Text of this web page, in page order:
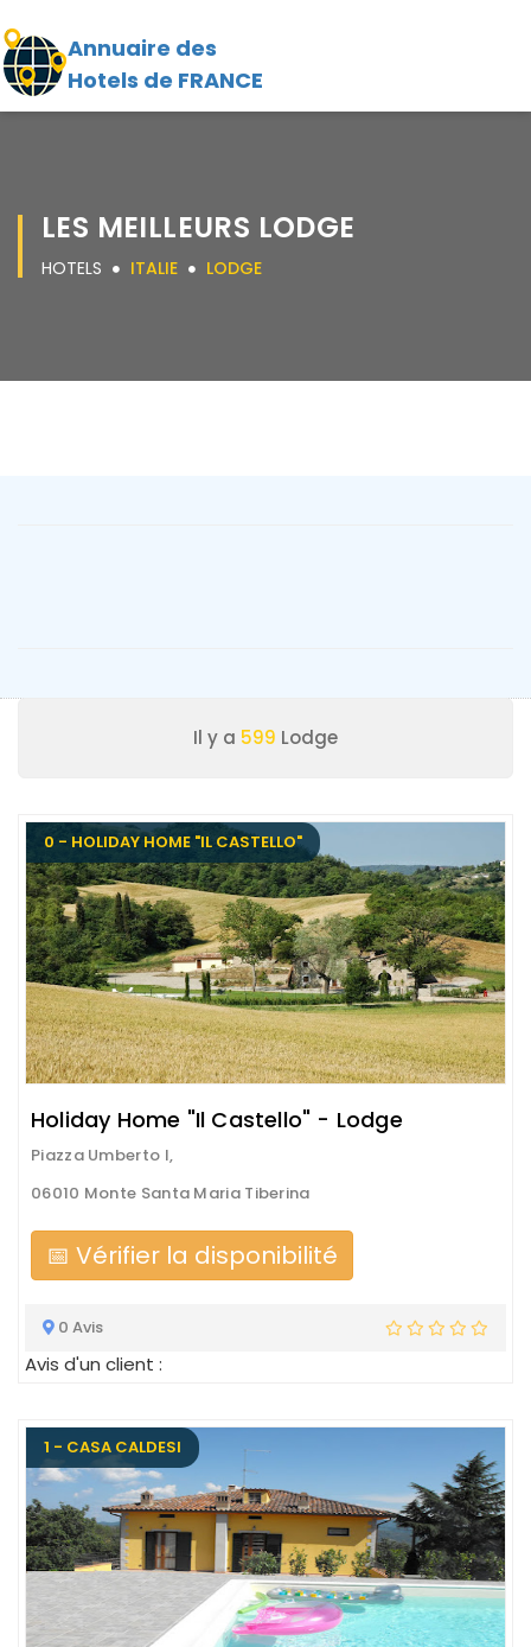
Annuaire des
Hotels de FRANCE
LES MEILLEURS LODGE
HOTELS ITALIE LODGE
Il y a 599 Lodge
0 - HOLIDAY HOME "IL CASTELLO"
Holiday Home "Il Castello" - Lodge
Piazza Umberto I,
06010 Monte Santa Maria Tiberina
📅 Vérifier la disponibilité
0 Avis
Avis d'un client :
1 - CASA CALDESI